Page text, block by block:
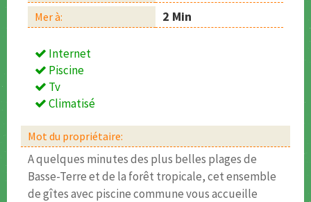
Mer à: 2 Min
Internet
Piscine
Tv
Climatisé
Mot du propriétaire:
A quelques minutes des plus belles plages de
Basse-Terre et de la forêt tropicale, cet ensemble
de gîtes avec piscine commune vous accueille